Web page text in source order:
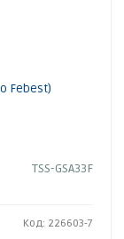
Febest)
TSS-GSA33F
Код: 226603-7